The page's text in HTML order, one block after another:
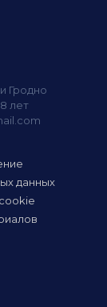
Гродно
лет
данных